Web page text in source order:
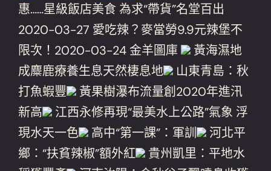
惠……星級飯店美食 為求“帶貨”名堂百出
2020-03-27 愛吃辣？麥當勞9.9元辣堡不
限次！2020-03-24 金羊圖庫
黃海濕地
成麋鹿療養生息天然棲息地
山東青島：秋
打魚蝦豐
黃果樹瀑布流量創2020年進汛
新高
江西永修再現“最美水上公路”氣象 浮
現水天一色
高中“第一課”：軍訓
河北平
鄉：“扶貧辣椒”額外紅
貴州凱里：平地水